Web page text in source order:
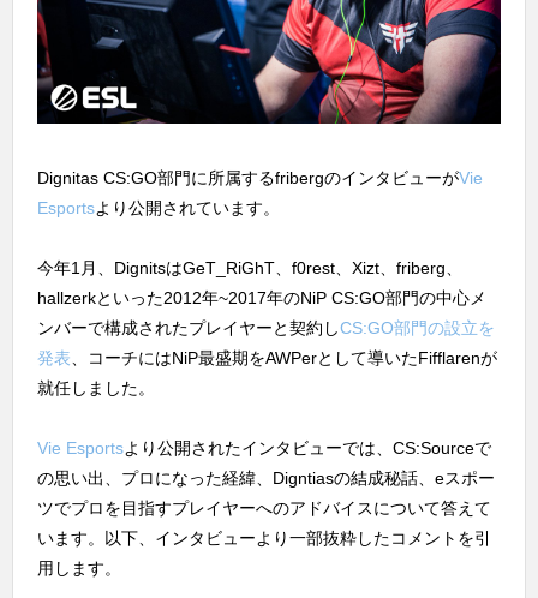
Dignitas CS:GO部門に所属するfribergのインタビューがVie
Esportsより公開されています。
今年1月、DignitsはGeT_RiGhT、f0rest、Xizt、friberg、
hallzerkといった2012年~2017年のNiP CS:GO部門の中心メ
ンバーで構成されたプレイヤーと契約しCS:GO部門の設立を
発表、コーチにはNiP最盛期をAWPerとして導いたFifflarenが
就任しました。
Vie Esportsより公開されたインタビューでは、CS:Sourceで
の思い出、プロになった経緯、Digntiasの結成秘話、eスポー
ツでプロを目指すプレイヤーへのアドバイスについて答えて
います。以下、インタビューより一部抜粋したコメントを引
用します。